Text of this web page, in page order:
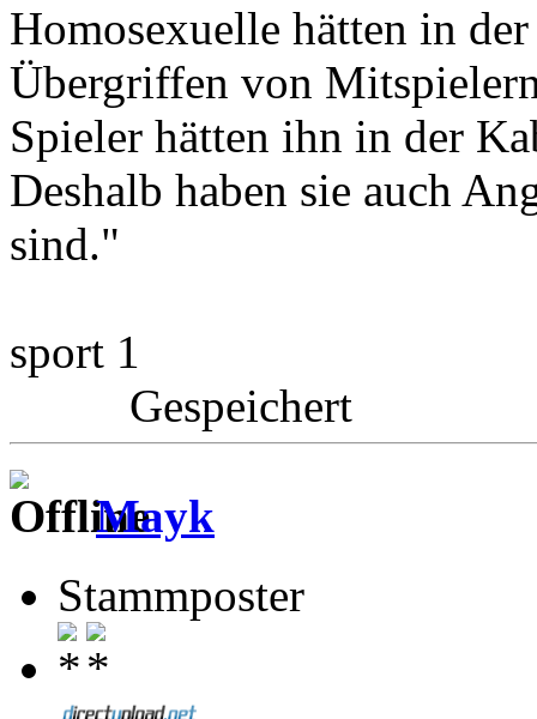
Homosexuelle hätten in
Übergriffen von
Spieler hätten ihn in der
Deshalb haben sie auch
sind."
sport 1
Gespeichert
Mayk
Stammposter